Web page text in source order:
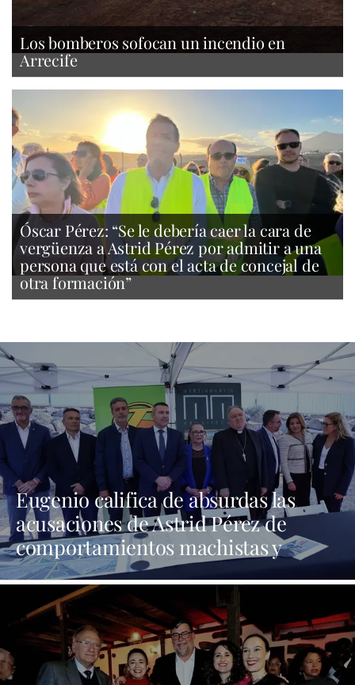
Los bomberos sofocan un incendio en
Arrecife
Óscar Pérez: “Se le debería caer la cara de
vergüenza a Astrid Pérez por admitir a una
persona que está con el acta de concejal de
otra formación”
Eugenio califica de absurdas las
acusaciones de Astrid Pérez de
comportamientos machistas y
asegura que busca una presencia en
los medios que no tiene